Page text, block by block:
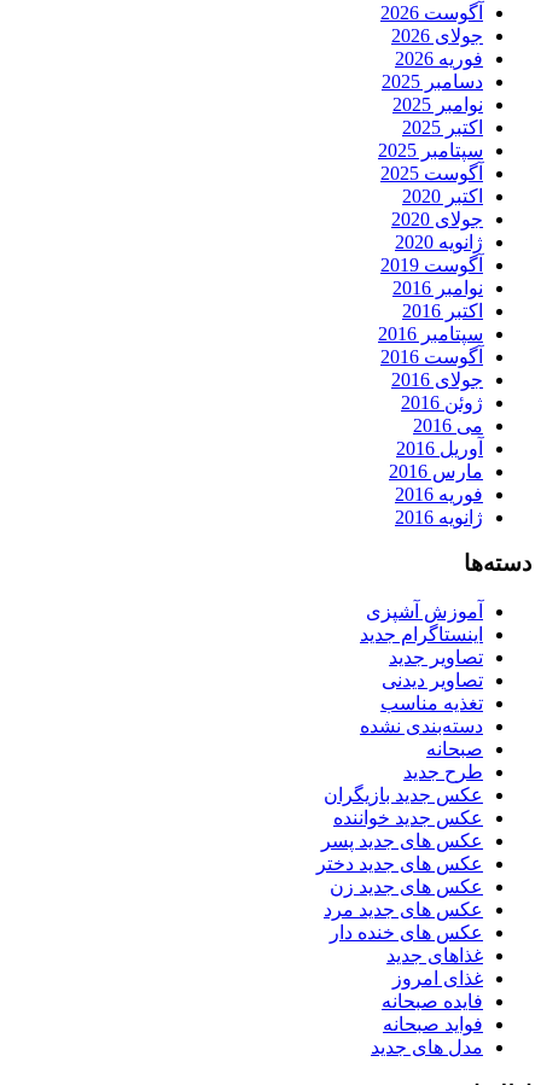
آگوست 2026
جولای 2026
فوریه 2026
دسامبر 2025
نوامبر 2025
اکتبر 2025
سپتامبر 2025
آگوست 2025
اکتبر 2020
جولای 2020
ژانویه 2020
آگوست 2019
نوامبر 2016
اکتبر 2016
سپتامبر 2016
آگوست 2016
جولای 2016
ژوئن 2016
می 2016
آوریل 2016
مارس 2016
فوریه 2016
ژانویه 2016
دسته‌ها
آموزش آشپزی
اینستاگرام جدید
تصاویر جدید
تصاویر دیدنی
تغذیه مناسب
دسته‌بندی نشده
صبحانه
طرح جدید
عکس جدید بازیگران
عکس جدید خواننده
عکس های جدید پسر
عکس های جدید دختر
عکس های جدید زن
عکس های جدید مرد
عکس های خنده دار
غذاهای جدید
غذای امروز
فایده صبحانه
فواید صبحانه
مدل های جدید